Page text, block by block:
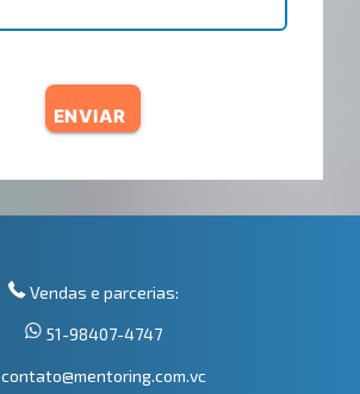
ENVIAR
Vendas e parcerias:
51-98407-4747
contato@mentoring.com.vc